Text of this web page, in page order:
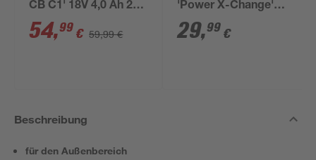
CB C1' 18V 4,0 Ah 2
Stück
54,99 € 59,99 €
'Power X-Change'
Ladegerät und Akku
18 V 2,5 Ah
29,99 €
Beschreibung
für den Außenbereich